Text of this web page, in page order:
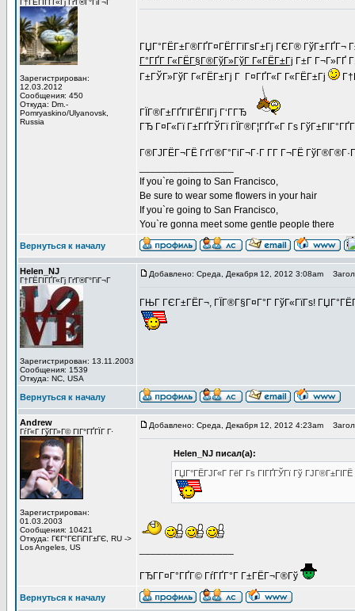
Г†ГЁГІГҐГ«Гј ГґГ®Г°ГіГ¬Г
Зарегистрирован:
12.03.2012
Сообщения: 450
Откуда: Dm.-
Pomryaskino/Ulyanovsk,
Russia
ГЏГ°ГЁГ±Г®ГҐГ¤ГЁГ­ГїГѕГ±Гј ГЄГ® ГўГ±ГҐГ¬
Г°ГҐГ Г«ГЁГ§Г®ГўГ»ГўГ Г«ГЁГ±Гј Г±Г Г¬Г»ГҐ
Г±ГЎГ»ГўГ Г«ГЁГ±Гј Г Г¤ГҐГ«Г Г«ГЁГ±Гј
ГЇГ®Г±ГҐГІГЁГІГј Г‘ГГЂ
ГЂ Г¤Г«Гї Г±ГҐГЎГї ГЇГ®Г¦ГҐГ«Г Гѕ
Г®ГЈГЁГ¬ГЁ ГґГ®Г°ГіГ¬Г·Г Г­Г Г¬ГЁ
If you`re going to San Francisco,
Be sure to wear some flowers in your hair
If you`re going to San Francisco,
You`re gonna meet some gentle people there
Вернуться к началу
Helen_NJ
Г†ГЁГІГҐГ«Гј ГґГ®Г°ГіГ¬Г
Зарегистрирован: 13.11.2003
Сообщения: 1539
Откуда: NC, USA
Добавлено: Среда, Декабря 12, 2012 3:08am
ГЊГ ГЄГ±ГЁГ¬, ГЇГ®Г§Г¤Г°Г ГўГ«ГїГѕ!
Вернуться к началу
Andrew
ГѓГ«Г ГўГ­Г»Г© ГІГ°ГҐГЇГ Г·
Зарегистрирован:
01.03.2003
Сообщения: 10421
Откуда: Г€Г°ГЄГіГІГ±ГЄ, RU ->
Los Angeles, US
Добавлено: Среда, Декабря 12, 2012 4:23am
Helen_NJ писал(а):
ГЏГ°ГЁГЈГ«Г ГёГ Гѕ ГІГҐГЎГї Гў
ГЂГ­Г¤Г°ГҐГ© ГѓГҐГ°Г Г±ГЁГ¬Г®Гў
Вернуться к началу